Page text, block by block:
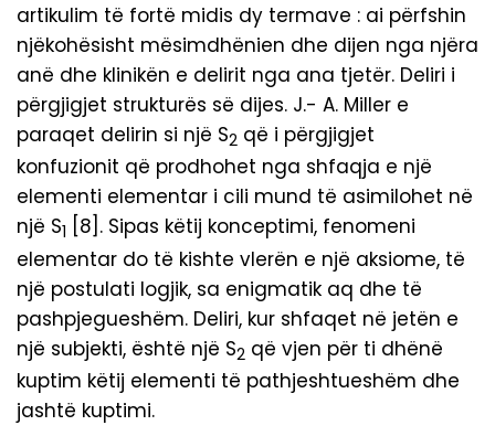
artikulim të fortë midis dy termave : ai përfshin
njëkohësisht mësimdhënien dhe dijen nga njëra
anë dhe klinikën e delirit nga ana tjetër. Deliri i
përgjigjet strukturës së dijes. J.- A. Miller e
paraqet delirin si një S2 që i përgjigjet
konfuzionit që prodhohet nga shfaqja e një
elementi elementar i cili mund të asimilohet në
një S1
[8]. Sipas këtij konceptimi, fenomeni
elementar do të kishte vlerën e një aksiome, të
një postulati logjik, sa enigmatik aq dhe të
pashpjegueshëm. Deliri, kur shfaqet në jetën e
një subjekti, është një S2 që vjen për ti dhënë
kuptim këtij elementi të pathjeshtueshëm dhe
jashtë kuptimi.